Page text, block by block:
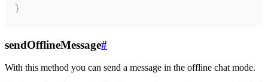
}
sendOfflineMessage#
With this method you can send a message in the offline chat mode.